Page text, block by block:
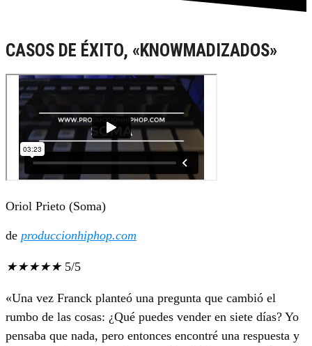
CASOS DE ÉXITO, «KNOWMADIZADOS»
Oriol Prieto (Soma)
de produccionhiphop.com
★★★★★ 5/5
«Una vez Franck planteó una pregunta que cambió el
rumbo de las cosas: ¿Qué puedes vender en siete días? Yo
pensaba que nada, pero entonces encontré una respuesta y